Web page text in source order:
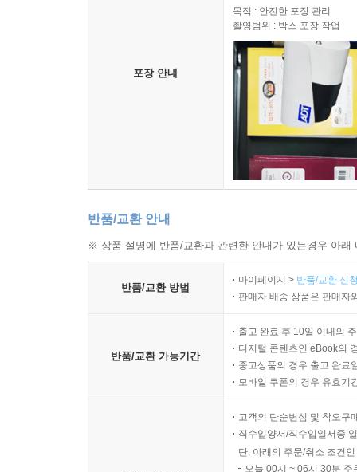
포장 안내
목적 : 안전한 포장 관리
촬영범위 : 박스 포장 작업
반품/교환 안내
※ 상품 설명에 반품/교환과 관련한 안내가 있는경우 아
반품/교환 방법
마이페이지 > 반품/교환 신
판매자 배송 상품은 판매자
반품/교환 가능기간
출고 완료 후 10일 이내의
디지털 콘텐츠인 eBook의
중고상품의 경우 출고 완료
모바일 쿠폰의 경우 유효기
고객의 단순변심 및 착오구
직수입양서/직수입일서중
단, 아래의 주문/취소 조건
오늘 00시 ~ 06시 30분